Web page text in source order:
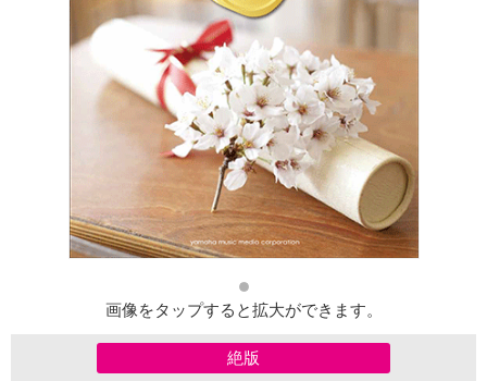
画像をタップすると拡大ができます。
絶版